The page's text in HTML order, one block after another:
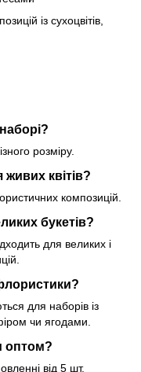
із сухоцвітів,
розміру.
квітів?
композицій.
букетів?
для великих і
для наборів із
чи ягодами.
оптом?
від 5 шт.